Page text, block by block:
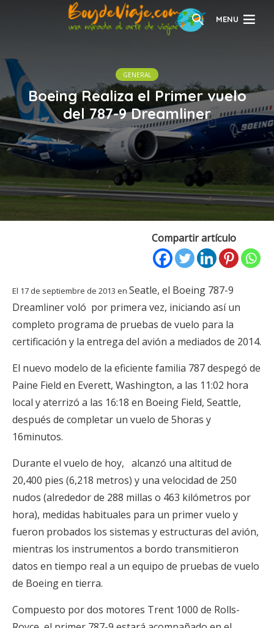
MENU
GENERAL
Boeing Realiza el Primer vuelo
del 787-9 Dreamliner
Compartir artículo
El 17 de septiembre de 2013 en Seatle, el Boeing 787-9
Dreamliner voló por primera vez, iniciando así un
completo programa de pruebas de vuelo para la
certificación y la entrega del avión a mediados de 2014.
El nuevo modelo de la eficiente familia 787 despegó de
Paine Field en Everett, Washington, a las 11:02 hora
local y aterrizó a las 16:18 en Boeing Field, Seattle,
después de completar un vuelo de 5horas y
16minutos.
Durante el vuelo de hoy, alcanzó una altitud de
20,400 pies (6,218 metros) y una velocidad de 250
nudos (alrededor de 288 millas o 463 kilómetros por
hora), medidas habituales para un primer vuelo y
fueron probados los sistemas y estructuras del avión,
mientras los instrumentos a bordo transmitieron
datos en tiempo real a un equipo de pruebas de vuelo
de Boeing en tierra.
Compuesto por dos motores Trent 1000 de Rolls-